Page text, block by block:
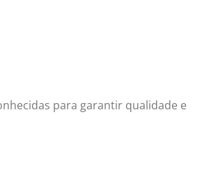
para garantir qualidade e